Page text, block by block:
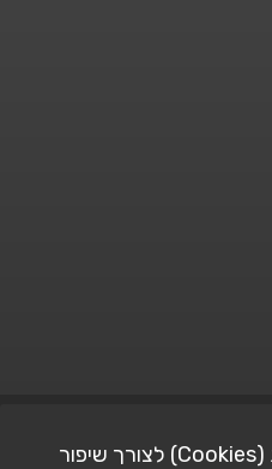
אתר זה משתמש בעוגיות (Cookies) לצורך שיפור